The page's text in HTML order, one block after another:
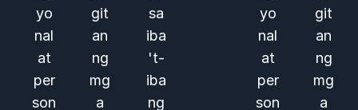
yo
nal
at
per
son
git
an
ng
mg
a
sa
iba
't-
iba
ng
yo
nal
at
per
son
git
an
ng
mg
a